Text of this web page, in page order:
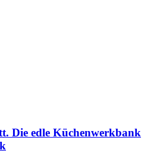
Die edle Küchenwerkbank